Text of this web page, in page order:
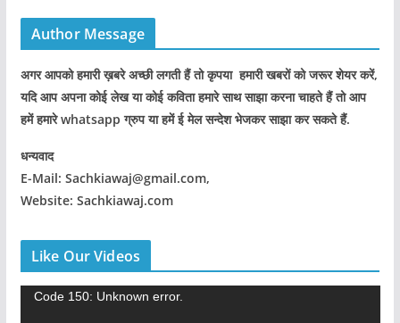
Author Message
अगर आपको हमारी ख़बरे अच्छी लगती हैं तो कृपया हमारी खबरों को जरूर शेयर करें,
यदि आप अपना कोई लेख या कोई कविता हमारे साथ साझा करना चाहते हैं तो आप
हमें हमारे whatsapp ग्रुप या हमें ई मेल सन्देश भेजकर साझा कर सकते हैं.
धन्यवाद
E-Mail: Sachkiawaj@gmail.com,
Website: Sachkiawaj.com
Like Our Videos
Code 150: Unknown error.